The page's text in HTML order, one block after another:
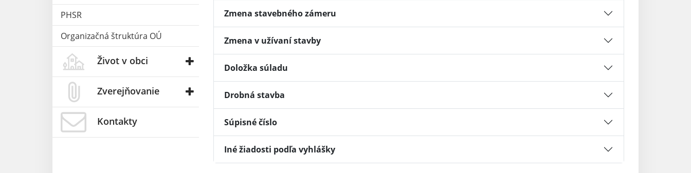
PHSR
Organizačná štruktúra OÚ
Život v obci
Zverejňovanie
Kontakty
Zmena stavebného zámeru
Zmena v užívaní stavby
Doložka súladu
Drobná stavba
Súpisné číslo
Iné žiadosti podľa vyhlášky